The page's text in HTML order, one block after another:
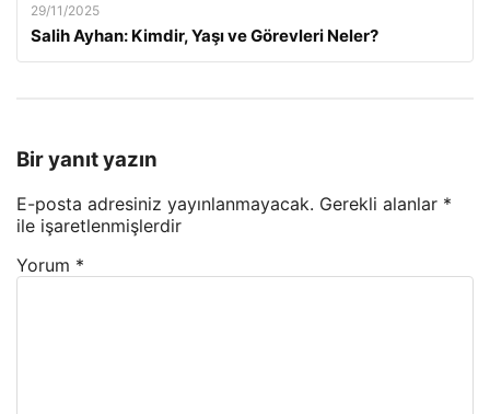
29/11/2025
Salih Ayhan: Kimdir, Yaşı ve Görevleri Neler?
Bir yanıt yazın
E-posta adresiniz yayınlanmayacak. Gerekli alanlar *
ile işaretlenmişlerdir
Yorum *